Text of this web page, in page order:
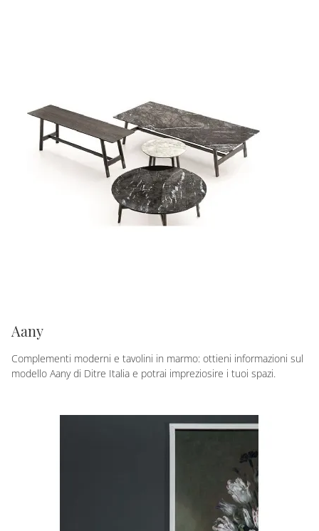
Aany
Complementi moderni e tavolini in marmo: ottieni informazioni sul
modello Aany di Ditre Italia e potrai impreziosire i tuoi spazi.